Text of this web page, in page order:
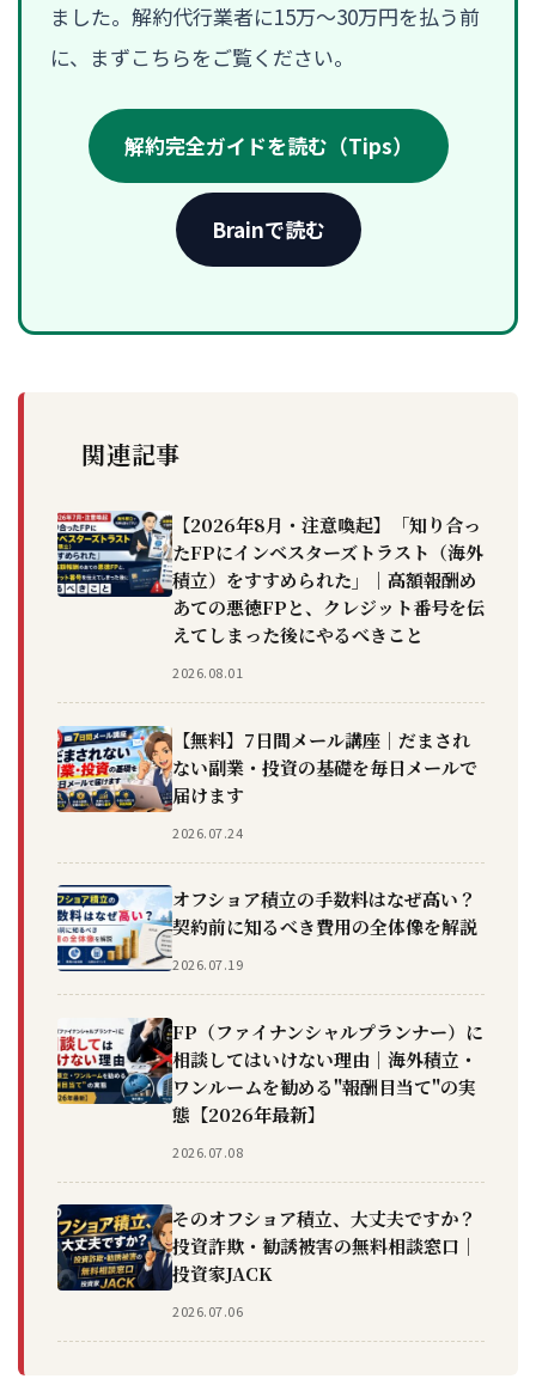
ました。解約代行業者に15万〜30万円を払う前
に、まずこちらをご覧ください。
解約完全ガイドを読む（Tips）
Brainで読む
関連記事
【2026年8月・注意喚起】「知り合っ
たFPにインベスターズトラスト（海外
積立）をすすめられた」｜高額報酬め
あての悪徳FPと、クレジット番号を伝
えてしまった後にやるべきこと
2026.08.01
【無料】7日間メール講座｜だまされ
ない副業・投資の基礎を毎日メールで
届けます
2026.07.24
オフショア積立の手数料はなぜ高い？
契約前に知るべき費用の全体像を解説
2026.07.19
FP（ファイナンシャルプランナー）に
相談してはいけない理由｜海外積立・
ワンルームを勧める"報酬目当て"の実
態【2026年最新】
2026.07.08
そのオフショア積立、大丈夫ですか？
投資詐欺・勧誘被害の無料相談窓口｜
投資家JACK
2026.07.06